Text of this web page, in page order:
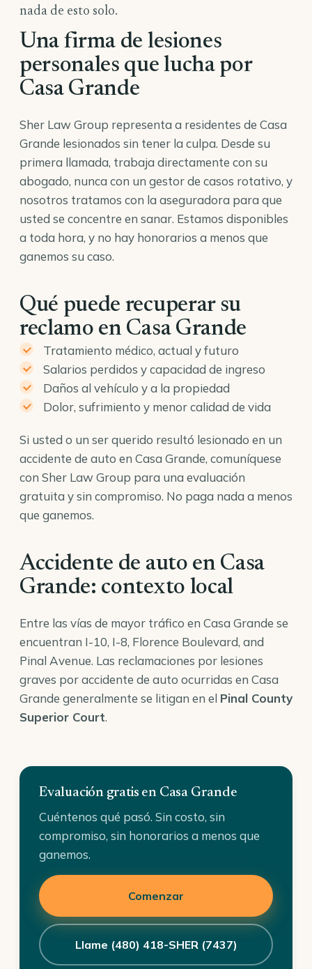
nada de esto solo.
Una firma de lesiones
personales que lucha por
Casa Grande
Sher Law Group representa a residentes de Casa
Grande lesionados sin tener la culpa. Desde su
primera llamada, trabaja directamente con su
abogado, nunca con un gestor de casos rotativo, y
nosotros tratamos con la aseguradora para que
usted se concentre en sanar. Estamos disponibles
a toda hora, y no hay honorarios a menos que
ganemos su caso.
Qué puede recuperar su
reclamo en Casa Grande
Tratamiento médico, actual y futuro
Salarios perdidos y capacidad de ingreso
Daños al vehículo y a la propiedad
Dolor, sufrimiento y menor calidad de vida
Si usted o un ser querido resultó lesionado en un
accidente de auto en Casa Grande, comuníquese
con Sher Law Group para una evaluación
gratuita y sin compromiso. No paga nada a menos
que ganemos.
Accidente de auto en Casa
Grande: contexto local
Entre las vías de mayor tráfico en Casa Grande se
encuentran I-10, I-8, Florence Boulevard, and
Pinal Avenue. Las reclamaciones por lesiones
graves por accidente de auto ocurridas en Casa
Grande generalmente se litigan en el Pinal County
Superior Court.
Evaluación gratis en Casa Grande
Cuéntenos qué pasó. Sin costo, sin
compromiso, sin honorarios a menos que
ganemos.
Comenzar
Llame (480) 418-SHER (7437)